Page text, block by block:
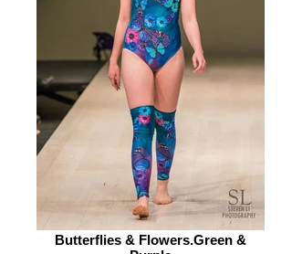
Butterflies & Flowers.Green &